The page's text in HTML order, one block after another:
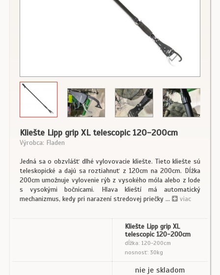
Kliešte Lipp grip XL telescopic 120-200cm
Výrobca: Fladen
Jedná sa o obzvlášť dlhé vylovovacie kliešte. Tieto kliešte sú
teleskopické a dajú sa roztiahnuť z 120cm na 200cm. Dĺžka
200cm umožnuje vylovenie rýb z vysokého móla alebo z lode
s vysokými bočnicami. Hlava klieští má automatický
mechanizmus, kedy pri narazení stredovej priečky ...
viac
Kliešte Lipp grip XL
telescopic 120-200cm
dĺžka: 120-200cm
nosnosť: 30kg
nie je skladom